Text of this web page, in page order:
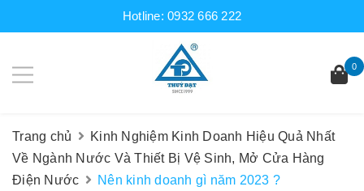
Hotline:0932 666 222
0
Trang chủ
Kinh Nghiệm Kinh Doanh Hiệu Quả Nhất
Về Ngành Nước Và Thiết Bị Vệ Sinh, Mở Cửa Hàng
Điện Nước
Nên kinh doanh gì năm 2023 ?